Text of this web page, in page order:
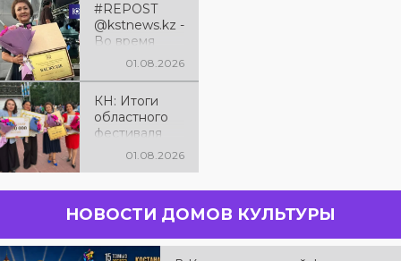
Костанайско
й области
#REPOST
@kstnews.kz -
Во время
праздновани
основания
Костанайско
й области
подвели
итоги 38-го
ного
творчества
01.08.2026
КН: Итоги
областного
фестиваля
народного
01.08.2026
НОВОСТИ ДОМОВ КУЛЬТУРЫ